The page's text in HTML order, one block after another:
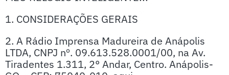
1. CONSIDERAÇÕES GERAIS
2. A Rádio Imprensa Madureira de Anápolis
LTDA, CNPJ nº. 09.613.528.0001/00, na Av.
Tiradentes 1.311, 2° Andar, Centro. Anápolis-